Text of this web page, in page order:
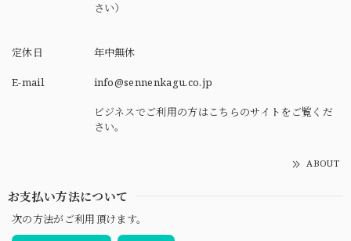
さい）
定休日 年中無休
E-mail info@sennenkagu.co.jp
ビジネスでご利用の方はこちらのサイトをご覧くだ
さい。
ABOUT
お支払い方法について
次の方法がご利用頂けます。